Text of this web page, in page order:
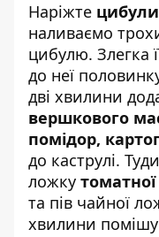
Наріжте
наливаємо
цибулю. Злегка
до неї
дві хвилини
вершкового
помідор,
до каструлі.
ложку
та пів чайної
хвилини